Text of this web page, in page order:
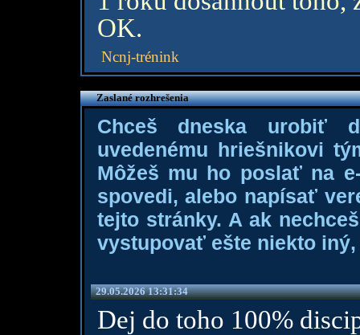
OK.
Ncnj-trénink
Zaslané rozhrešenia
Chceš dneska urobiť
uvedenému hriešnikovi
Môžeš mu ho poslať na
spovedi, alebo napísať
tejto stránky. A ak
vystupovať ešte niekto
29.05.2026 13:31:34
Dej do toho 100%